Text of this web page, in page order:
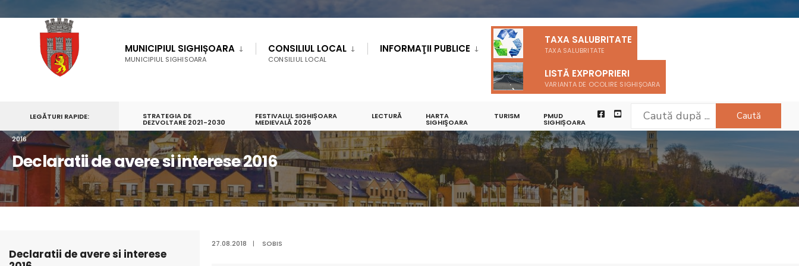
MUNICIPIUL SIGHIȘOARA
MUNICIPIUL SIGHISOARA
CONSILIUL LOCAL
CONSILIUL LOCAL
INFORMAŢII PUBLICE
TAXA SALUBRITATE
TAXA SALUBRITATE
LISTĂ EXPROPRIERI
VARIANTA DE OCOLIRE SIGHIȘOARA
LEGĂTURI RAPIDE: STRATEGIA DE
DEZVOLTARE 2021-2030
FESTIVALUL SIGHIȘOARA
MEDIEVALĂ 2026
LECTURĂ HARTA
SIGHIŞOARA
TURISM PMUD
SIGHIȘOARA
Caută
MUNICIPIUL SIGHIȘOARA SERVICII PUBLICE SERVICIUL PUBLIC COMUNITAR LOCAL EVIDENTA PERSOANELOR ARHIVĂ DECLARAȚII DE AVERE ȘI INTERESE
DECLARATII DE AVERE SI INTERESE
2016
Declaratii de avere si interese 2016
27.08.2018 | SOBIS
Declaratii de avere si interese